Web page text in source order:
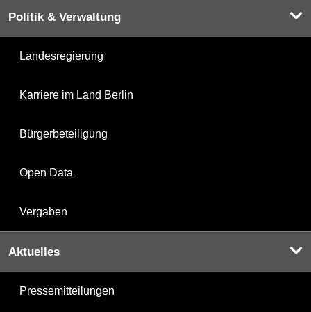
Politik & Verwaltung
Landesregierung
Karriere im Land Berlin
Bürgerbeteiligung
Open Data
Vergaben
Aktuelles
Pressemitteilungen